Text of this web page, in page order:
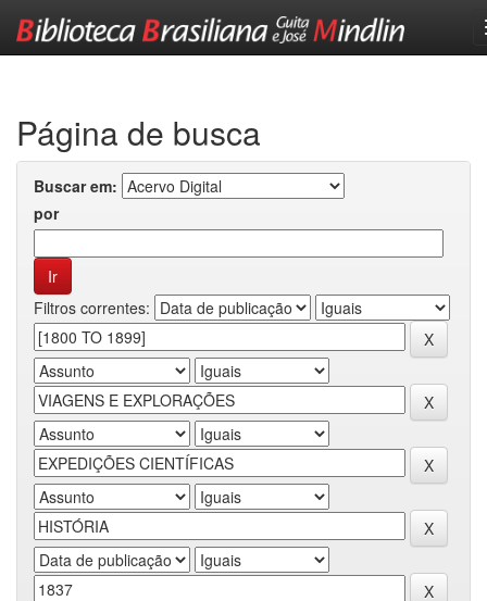
Página de busca
Buscar em:
por
Filtros correntes: